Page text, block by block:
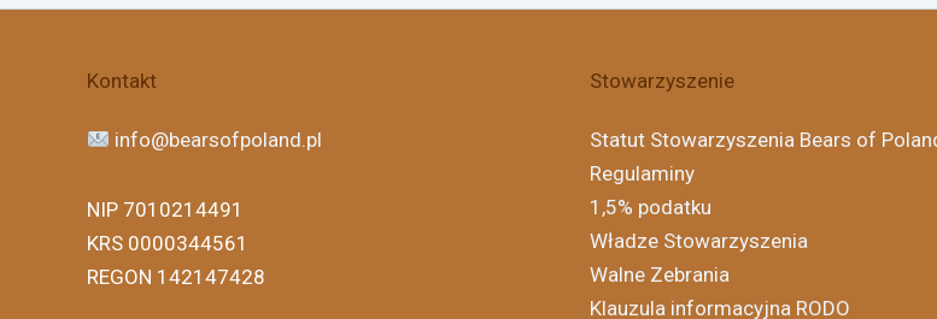
Kontakt
info@bearsofpoland.pl
NIP 7010214491
KRS 0000344561
REGON 142147428
Stowarzyszenie
Statut Stowarzyszenia Bears of
Regulaminy
1,5% podatku
Władze Stowarzyszenia
Walne Zebrania
Klauzula informacyjna RODO